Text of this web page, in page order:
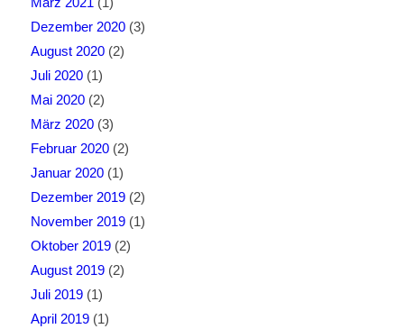
Dezember 2020(3)
August 2020(2)
Juli 2020(1)
Mai 2020(2)
März 2020(3)
Februar 2020(2)
Januar 2020(1)
Dezember 2019(2)
November 2019(1)
Oktober 2019(2)
August 2019(2)
Juli 2019(1)
April 2019(1)